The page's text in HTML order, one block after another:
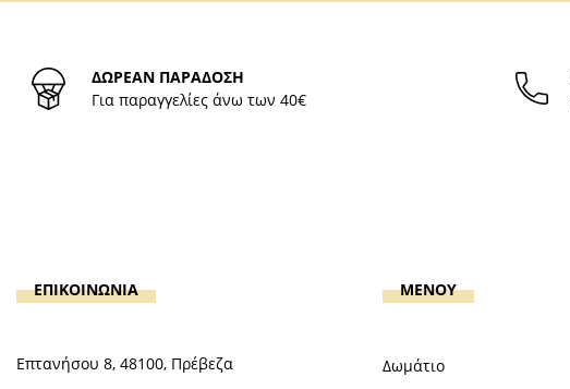
ΔΩΡΕΑΝ ΠΑΡΑΔΟΣΗ
Για παραγγελίες άνω των 40€
ΕΠΙΚΟΙΝΩΝΙΑ
Επτανήσου 8, 48100, Πρέβεζα
MENOY
Δωμάτιο